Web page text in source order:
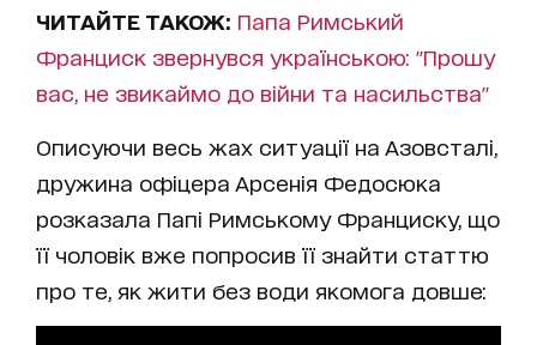
ЧИТАЙТЕ ТАКОЖ: Папа Римський
Франциск звернувся українською: "Прошу
вас, не звикаймо до війни та насильства"
Описуючи весь жах ситуації на Азовсталі,
дружина офіцера Арсенія Федосюка
розказала Папі Римському Франциску, що
її чоловік вже попросив її знайти статтю
про те, як жити без води якомога довше: